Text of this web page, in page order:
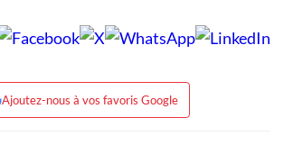
Ajoutez-nous à vos favoris Google